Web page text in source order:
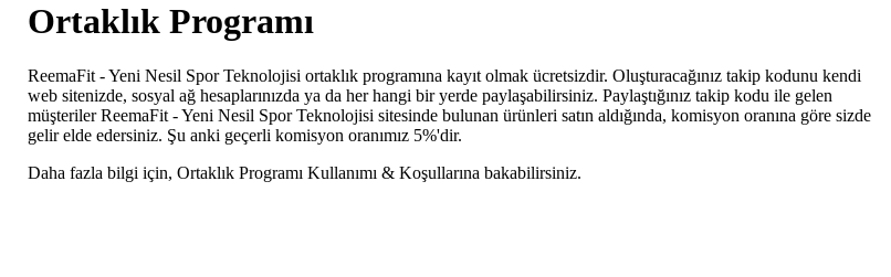
Ortaklık Programı
ReemaFit - Yeni Nesil Spor Teknolojisi ortaklık programına kayıt olmak ücretsizdir. Oluşturacağınız takip kodunu kendi
web sitenizde, sosyal ağ hesaplarınızda ya da her hangi bir yerde paylaşabilirsiniz. Paylaştığınız takip kodu ile gelen
müşteriler ReemaFit - Yeni Nesil Spor Teknolojisi sitesinde bulunan ürünleri satın aldığında, komisyon oranına göre sizde
gelir elde edersiniz. Şu anki geçerli komisyon oranımız 5%'dir.
Daha fazla bilgi için, Ortaklık Programı Kullanımı & Koşullarına bakabilirsiniz.